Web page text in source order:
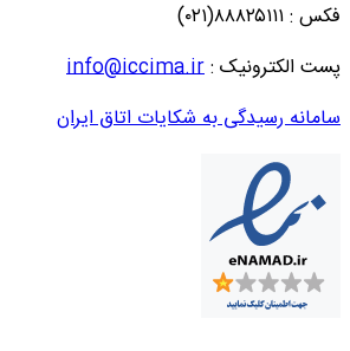
فکس : ۸۸۸۲۵۱۱۱(۰۲۱)
پست الکترونیک :info@iccima.ir
سامانه رسیدگی به شکایات اتاق ایران